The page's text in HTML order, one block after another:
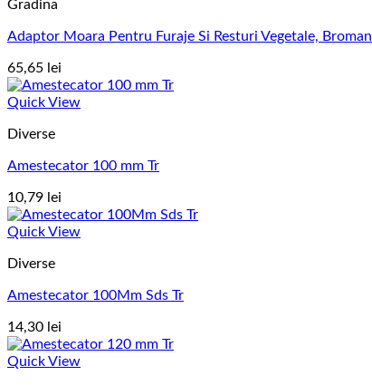
Gradina
Adaptor Moara Pentru Furaje Si Resturi Vegetale, Broman
65,65 lei
Quick View
Diverse
Amestecator 100 mm Tr
10,79 lei
Quick View
Diverse
Amestecator 100Mm Sds Tr
14,30 lei
Quick View